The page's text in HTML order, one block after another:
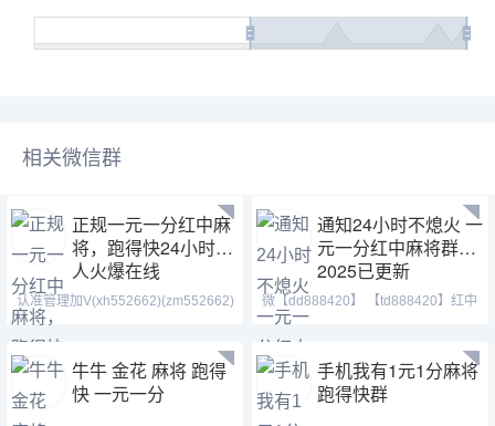
相关微信群
正规一元一分红中麻
将，跑得快24小时真
人火爆在线
认准管理加V(xh552662)(zm552662)
【1438079643】一局
通知24小时不熄火 一
元一分红中麻将群
2025已更新
微【dd888420】 【td888420】红中
麻将 跑得快 全天24
牛牛 金花 麻将 跑得
快 一元一分
手机我有1元1分麻将
跑得快群